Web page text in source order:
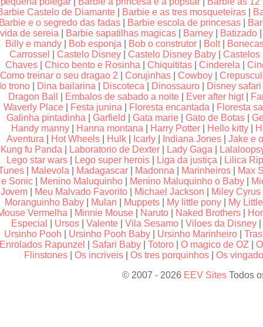
Castelo de Diamante
Barbie e as tres mosqueteiras
e o segredo das fadas
Barbie escola de princesas
vida de sereia
Barbie sapatilhas magicas Barney Batizado
Billy e mandy
Bob esponja Bob o construtor Bolt|
Carrossel
|Castelo Disney |Castelo Disney Baby |Castelos
Chaves
Chico bento e Rosinha Chiquititas Cinderela
Como treinar o seu dragao 2 |Corujinhas |Cowboy |
trono
Dina bailarina Discoteca Dinossauro Disney safari
Dragon Ball
Embalos de sabado a noite Ever after higt|
Waverly Place
Festa junina Floresta encantada
Floresta
Galinha pintadinha |Garfield |Gata marie |Gato de Botas |
Handy manny
Hanna montana Harry Potter Hello kitty
Aventura
Hot Wheels Hulk Icarly Indiana Jones
Jake e
Kung fu Panda
Laboratorio de Dexter Lady Gaga
Lego star wars
Lego super herois Liga da justiça
Lilica
Malevola Madagascar Madonna Marinheiros
Max
e Sonic
Menino Maluquinho Menino Maluquinho o Baby
Jovem
Meu Malvado Favorito Michael Jackson Miley Cyrus
Moranguinho Baby
Mulan Muppets My little pony
My
Vermelha
Minnie Mouse Naruto Naked Brothers
Especial
Ursos |Valente |Vila Sesamo |Viloes da Disney
Ursinho Pooh
Ursinho Pooh Baby Ursinho Marinheiro |
Enrolados Rapunzel
Safari Baby Totoro O magico de OZ
Flinstones |Os incriveis |Os tres porquinhos |Os
© 2007 - 2026 EEV Sites Todos